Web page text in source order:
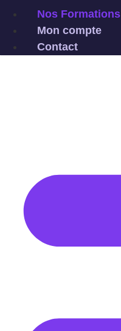
Nos Formations
Mon compte
Contact